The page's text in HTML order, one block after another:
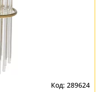
289624